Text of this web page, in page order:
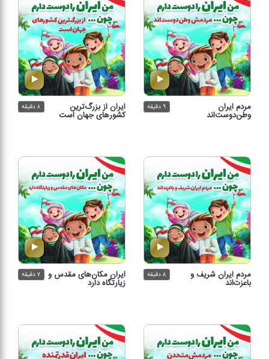
مردم ایران
وطن‌دوست‌اند
۹ دقیقه ایران از بزرگ‌ترین
كشورهای جهان است
۸ دقیقه
مردم ایران شریف و
باعزت‌اند
۸ دقیقه ایران مكان‌های مقدس و
زیارتگاه دارد
۷ دقیقه